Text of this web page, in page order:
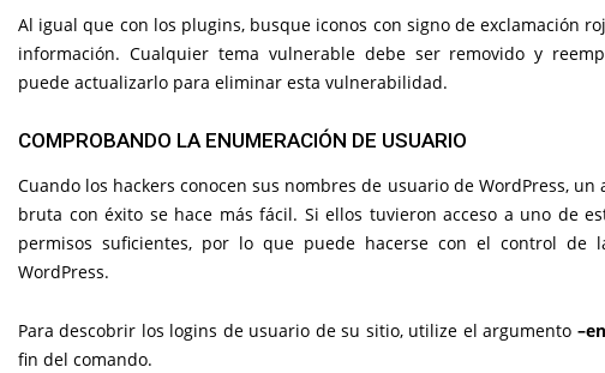
Al igual que con los plugins, busque iconos con signo de exclamación
información. Cualquier tema vulnerable debe ser removido y
puede actualizarlo para eliminar esta vulnerabilidad.
COMPROBANDO LA ENUMERACIÓN DE USUARIO
Cuando los hackers conocen sus nombres de usuario de WordPress, un
bruta con éxito se hace más fácil. Si ellos tuvieron acceso a uno de
permisos suficientes, por lo que puede hacerse con el control de
WordPress.
Para descobrir los logins de usuario de su sitio, utilize el argumento
fin del comando.